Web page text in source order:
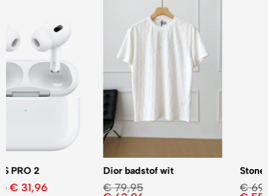
Dior badstof wit
€79,95
Stone Island 3 kleuren